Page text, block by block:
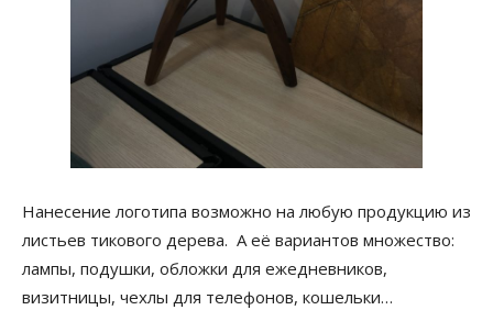
Нанесение логотипа возможно на любую продукцию из
листьев тикового дерева. А её вариантов множество:
лампы, подушки, обложки для ежедневников,
визитницы, чехлы для телефонов, кошельки…